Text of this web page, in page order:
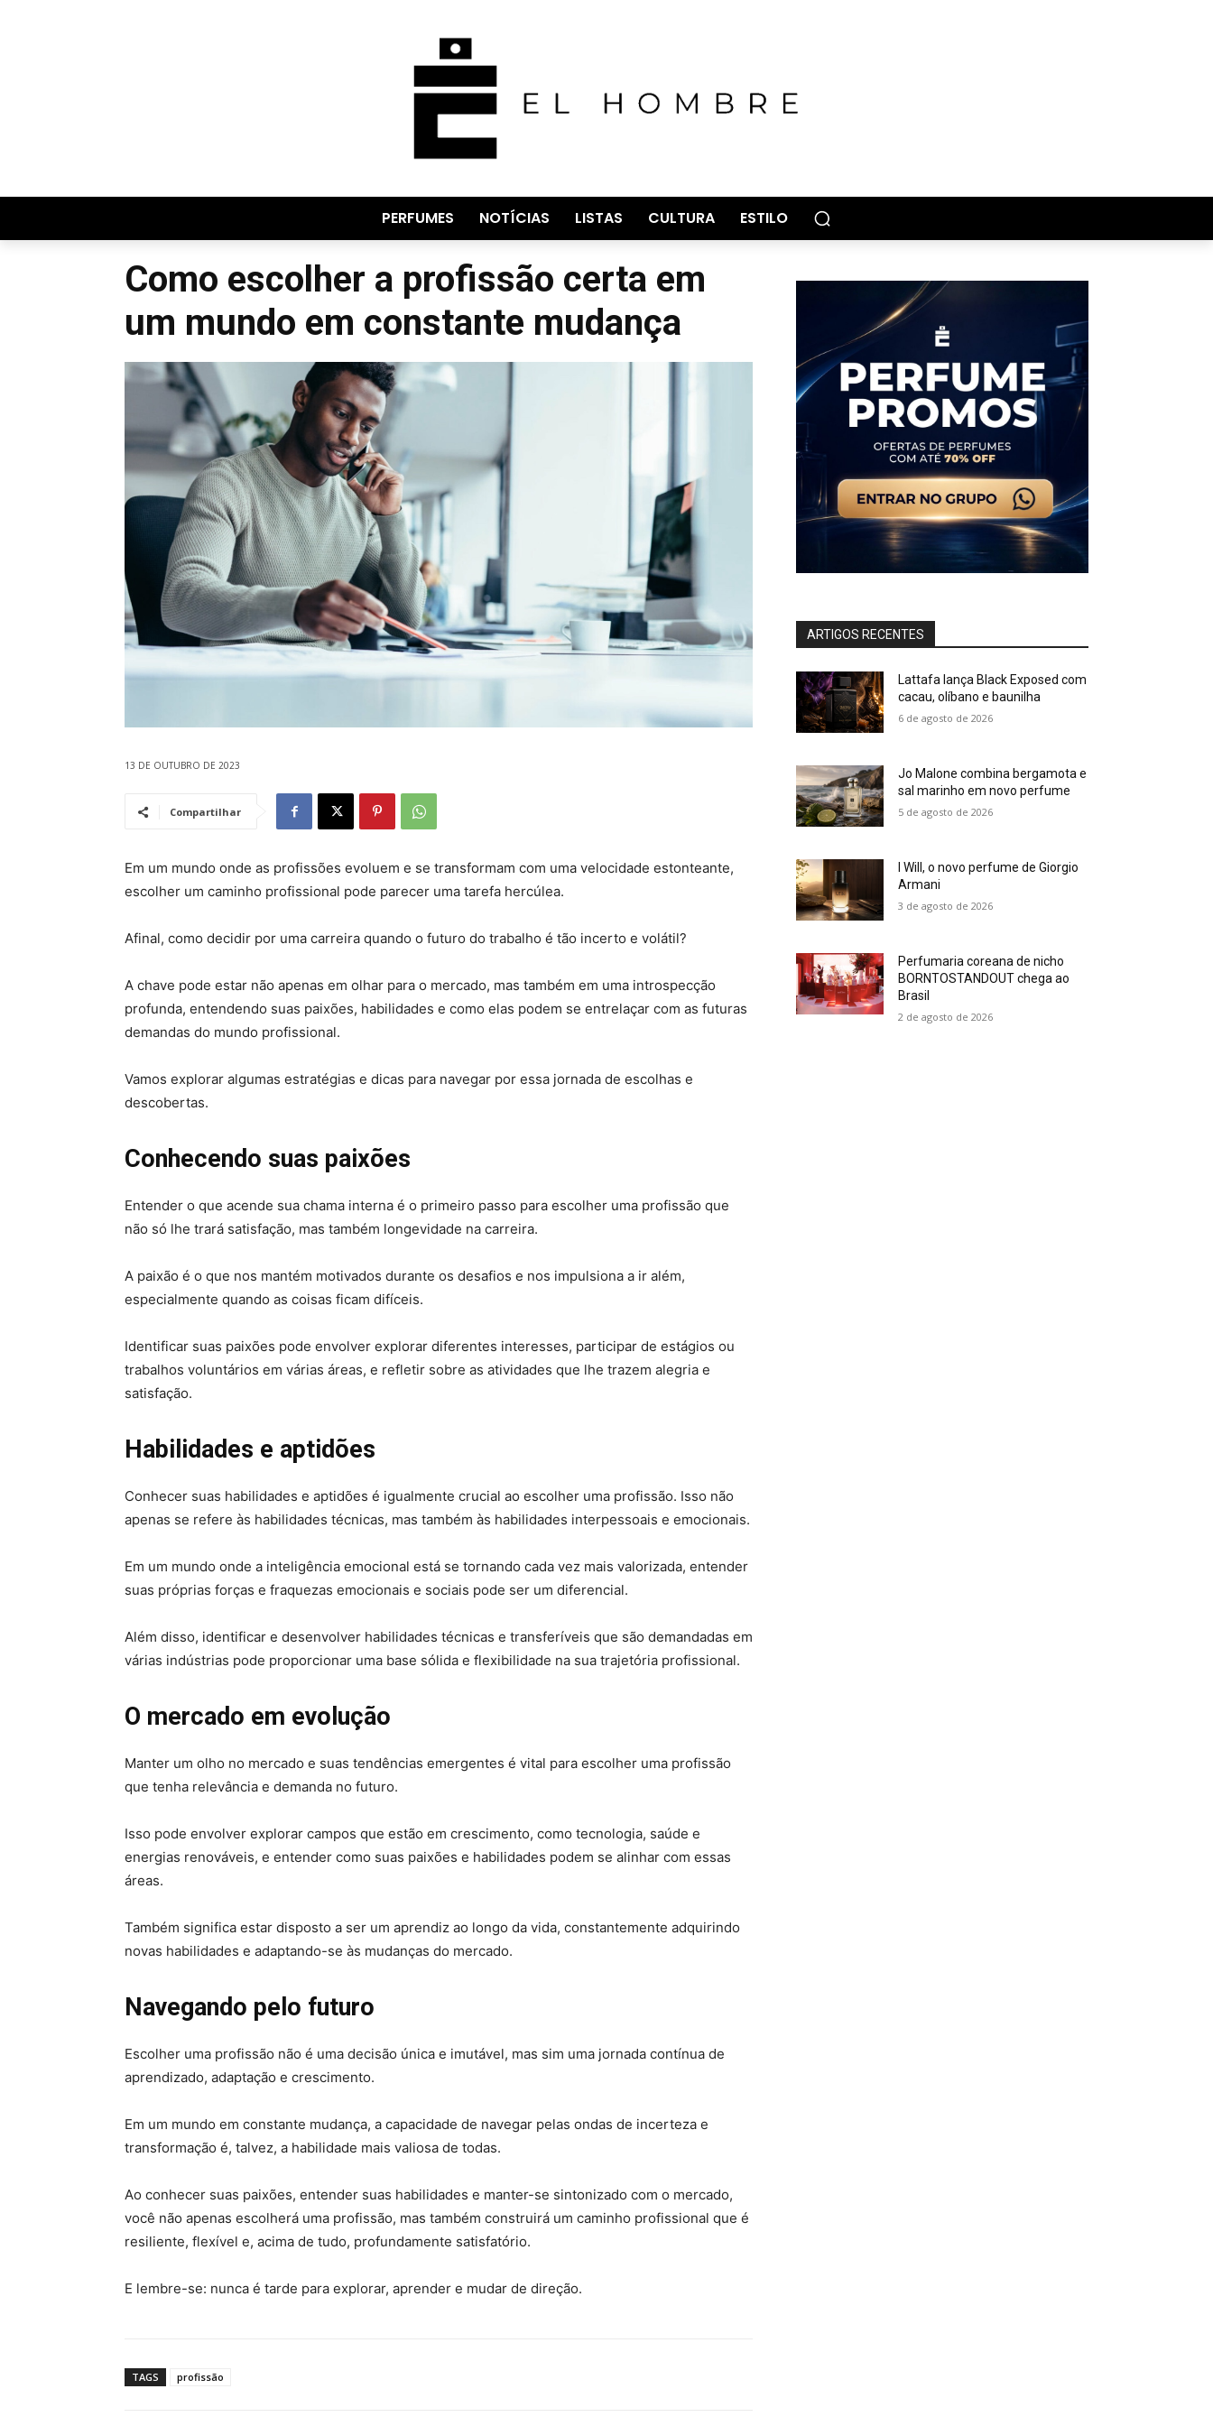
PERFUMES NOTÍCIAS LISTAS CULTURA ESTILO
Como escolher a profissão certa em
um mundo em constante mudança
13 DE OUTUBRO DE 2023
Compartilhar
Em um mundo onde as profissões evoluem e se transformam com uma velocidade estonteante,
escolher um caminho profissional pode parecer uma tarefa hercúlea.
Afinal, como decidir por uma carreira quando o futuro do trabalho é tão incerto e volátil?
A chave pode estar não apenas em olhar para o mercado, mas também em uma introspecção
profunda, entendendo suas paixões, habilidades e como elas podem se entrelaçar com as futuras
demandas do mundo profissional.
Vamos explorar algumas estratégias e dicas para navegar por essa jornada de escolhas e
descobertas.
Conhecendo suas paixões
Entender o que acende sua chama interna é o primeiro passo para escolher uma profissão que
não só lhe trará satisfação, mas também longevidade na carreira.
A paixão é o que nos mantém motivados durante os desafios e nos impulsiona a ir além,
especialmente quando as coisas ficam difíceis.
Identificar suas paixões pode envolver explorar diferentes interesses, participar de estágios ou
trabalhos voluntários em várias áreas, e refletir sobre as atividades que lhe trazem alegria e
satisfação.
Habilidades e aptidões
Conhecer suas habilidades e aptidões é igualmente crucial ao escolher uma profissão. Isso não
apenas se refere às habilidades técnicas, mas também às habilidades interpessoais e emocionais.
Em um mundo onde a inteligência emocional está se tornando cada vez mais valorizada, entender
suas próprias forças e fraquezas emocionais e sociais pode ser um diferencial.
Além disso, identificar e desenvolver habilidades técnicas e transferíveis que são demandadas em
várias indústrias pode proporcionar uma base sólida e flexibilidade na sua trajetória profissional.
O mercado em evolução
Manter um olho no mercado e suas tendências emergentes é vital para escolher uma profissão
que tenha relevância e demanda no futuro.
Isso pode envolver explorar campos que estão em crescimento, como tecnologia, saúde e
energias renováveis, e entender como suas paixões e habilidades podem se alinhar com essas
áreas.
Também significa estar disposto a ser um aprendiz ao longo da vida, constantemente adquirindo
novas habilidades e adaptando-se às mudanças do mercado.
Navegando pelo futuro
Escolher uma profissão não é uma decisão única e imutável, mas sim uma jornada contínua de
aprendizado, adaptação e crescimento.
Em um mundo em constante mudança, a capacidade de navegar pelas ondas de incerteza e
transformação é, talvez, a habilidade mais valiosa de todas.
Ao conhecer suas paixões, entender suas habilidades e manter-se sintonizado com o mercado,
você não apenas escolherá uma profissão, mas também construirá um caminho profissional que é
resiliente, flexível e, acima de tudo, profundamente satisfatório.
E lembre-se: nunca é tarde para explorar, aprender e mudar de direção.
TAGS profissão
ARTIGOS RECENTES
Lattafa lança Black Exposed com
cacau, olíbano e baunilha
6 de agosto de 2026
Jo Malone combina bergamota e
sal marinho em novo perfume
5 de agosto de 2026
I Will, o novo perfume de Giorgio
Armani
3 de agosto de 2026
Perfumaria coreana de nicho
BORNTOSTANDOUT chega ao
Brasil
2 de agosto de 2026